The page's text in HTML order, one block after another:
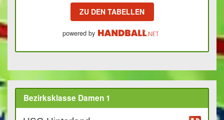
ZU DEN TABELLEN
powered by
Bezirksklasse Damen 1